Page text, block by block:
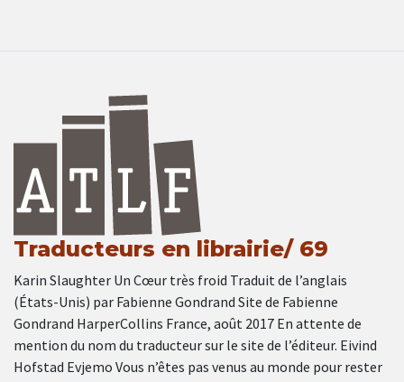
Traducteurs en librairie/ 69
Karin Slaughter Un Cœur très froid Traduit de l’anglais
(États-Unis) par Fabienne Gondrand Site de Fabienne
Gondrand HarperCollins France, août 2017 En attente de
mention du nom du traducteur sur le site de l’éditeur. Eivind
Hofstad Evjemo Vous n’êtes pas venus au monde pour rester